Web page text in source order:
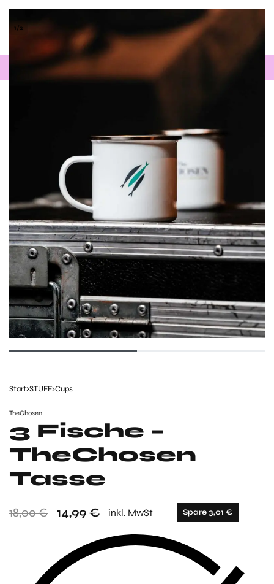
WIR SIND ENTSPANNT - EINFACH MELDEN!
/2
Start›STUFF›Cups
TheChosen
3 Fische –
TheChosen
Tasse
18,00€ 14,99 € inkl. MwSt Spare 3,01 €